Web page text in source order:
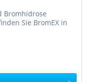
Bromhidrose
Sie BromEX in